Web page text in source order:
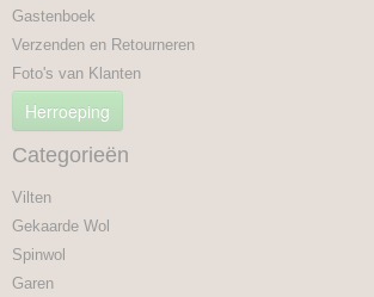
Gastenboek
Verzenden en Retourneren
Foto's van Klanten
Herroeping
Categorieën
Vilten
Gekaarde Wol
Spinwol
Garen